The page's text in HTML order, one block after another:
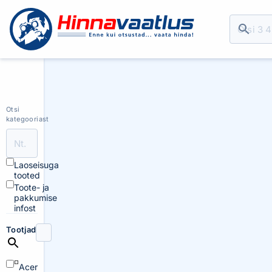
Otsi
kategooriast
Laoseisuga
tooted
Toote- ja
pakkumise
infost
Tootjad
Acer